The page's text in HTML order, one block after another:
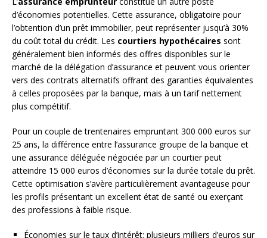
d’économies potentielles. Cette assurance, obligatoire pour
l’obtention d’un prêt immobilier, peut représenter jusqu’à 30%
du coût total du crédit. Les courtiers hypothécaires sont
généralement bien informés des offres disponibles sur le
marché de la délégation d’assurance et peuvent vous orienter
vers des contrats alternatifs offrant des garanties équivalentes
à celles proposées par la banque, mais à un tarif nettement
plus compétitif.
Pour un couple de trentenaires empruntant 300 000 euros sur
25 ans, la différence entre l’assurance groupe de la banque et
une assurance déléguée négociée par un courtier peut
atteindre 15 000 euros d’économies sur la durée totale du prêt.
Cette optimisation s’avère particulièrement avantageuse pour
les profils présentant un excellent état de santé ou exerçant
des professions à faible risque.
Économies sur le taux d’intérêt: plusieurs milliers d’euros sur